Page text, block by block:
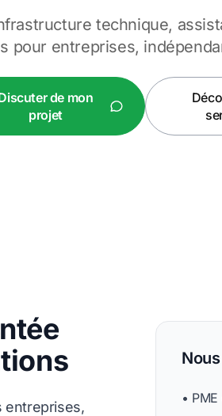
technique,
pour entreprises,
de mon
projet
entreprises,
•